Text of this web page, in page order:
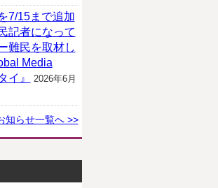
7/15まで追加
記者になって
難民を取材し
Media
イ』
2026年6月
知らせ一覧へ >>